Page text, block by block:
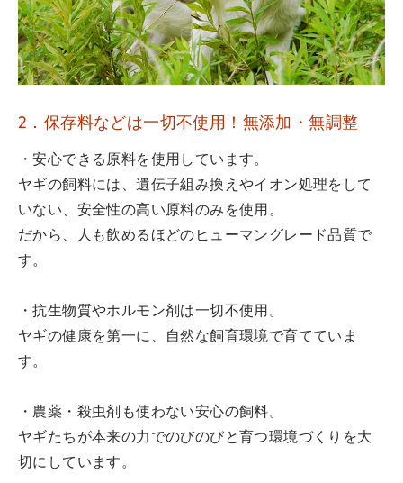
2．保存料などは一切不使用！無添加・無調整
・安心できる原料を使用しています。
ヤギの飼料には、遺伝子組み換えやイオン処理をして
いない、安全性の高い原料のみを使用。
だから、人も飲めるほどのヒューマングレード品質で
す。
・抗生物質やホルモン剤は一切不使用。
ヤギの健康を第一に、自然な飼育環境で育てていま
す。
・農薬・殺虫剤も使わない安心の飼料。
ヤギたちが本来の力でのびのびと育つ環境づくりを大
切にしています。